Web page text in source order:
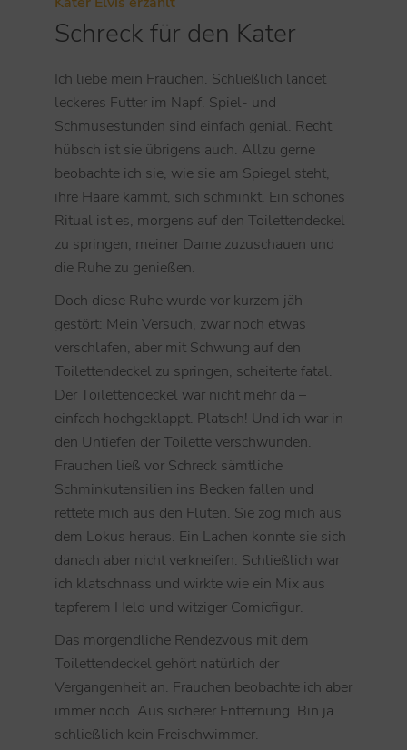
Schreck für den Kater
Ich liebe mein Frauchen. Schließlich landet
leckeres Futter im Napf. Spiel- und
Schmusestunden sind einfach genial. Recht
hübsch ist sie übrigens auch. Allzu gerne
beobachte ich sie, wie sie am Spiegel steht,
ihre Haare kämmt, sich schminkt. Ein schönes
Ritual ist es, morgens auf den Toilettendeckel
zu springen, meiner Dame zuzuschauen und
die Ruhe zu genießen.
Doch diese Ruhe wurde vor kurzem jäh
gestört: Mein Versuch, zwar noch etwas
verschlafen, aber mit Schwung auf den
Toilettendeckel zu springen, scheiterte fatal.
Der Toilettendeckel war nicht mehr da –
einfach hochgeklappt. Platsch! Und ich war in
den Untiefen der Toilette verschwunden.
Frauchen ließ vor Schreck sämtliche
Schminkutensilien ins Becken fallen und
rettete mich aus den Fluten. Sie zog mich aus
dem Lokus heraus. Ein Lachen konnte sie sich
danach aber nicht verkneifen. Schließlich war
ich klatschnass und wirkte wie ein Mix aus
tapferem Held und witziger Comicfigur.
Das morgendliche Rendezvous mit dem
Toilettendeckel gehört natürlich der
Vergangenheit an. Frauchen beobachte ich aber
immer noch. Aus sicherer Entfernung. Bin ja
schließlich kein Freischwimmer.